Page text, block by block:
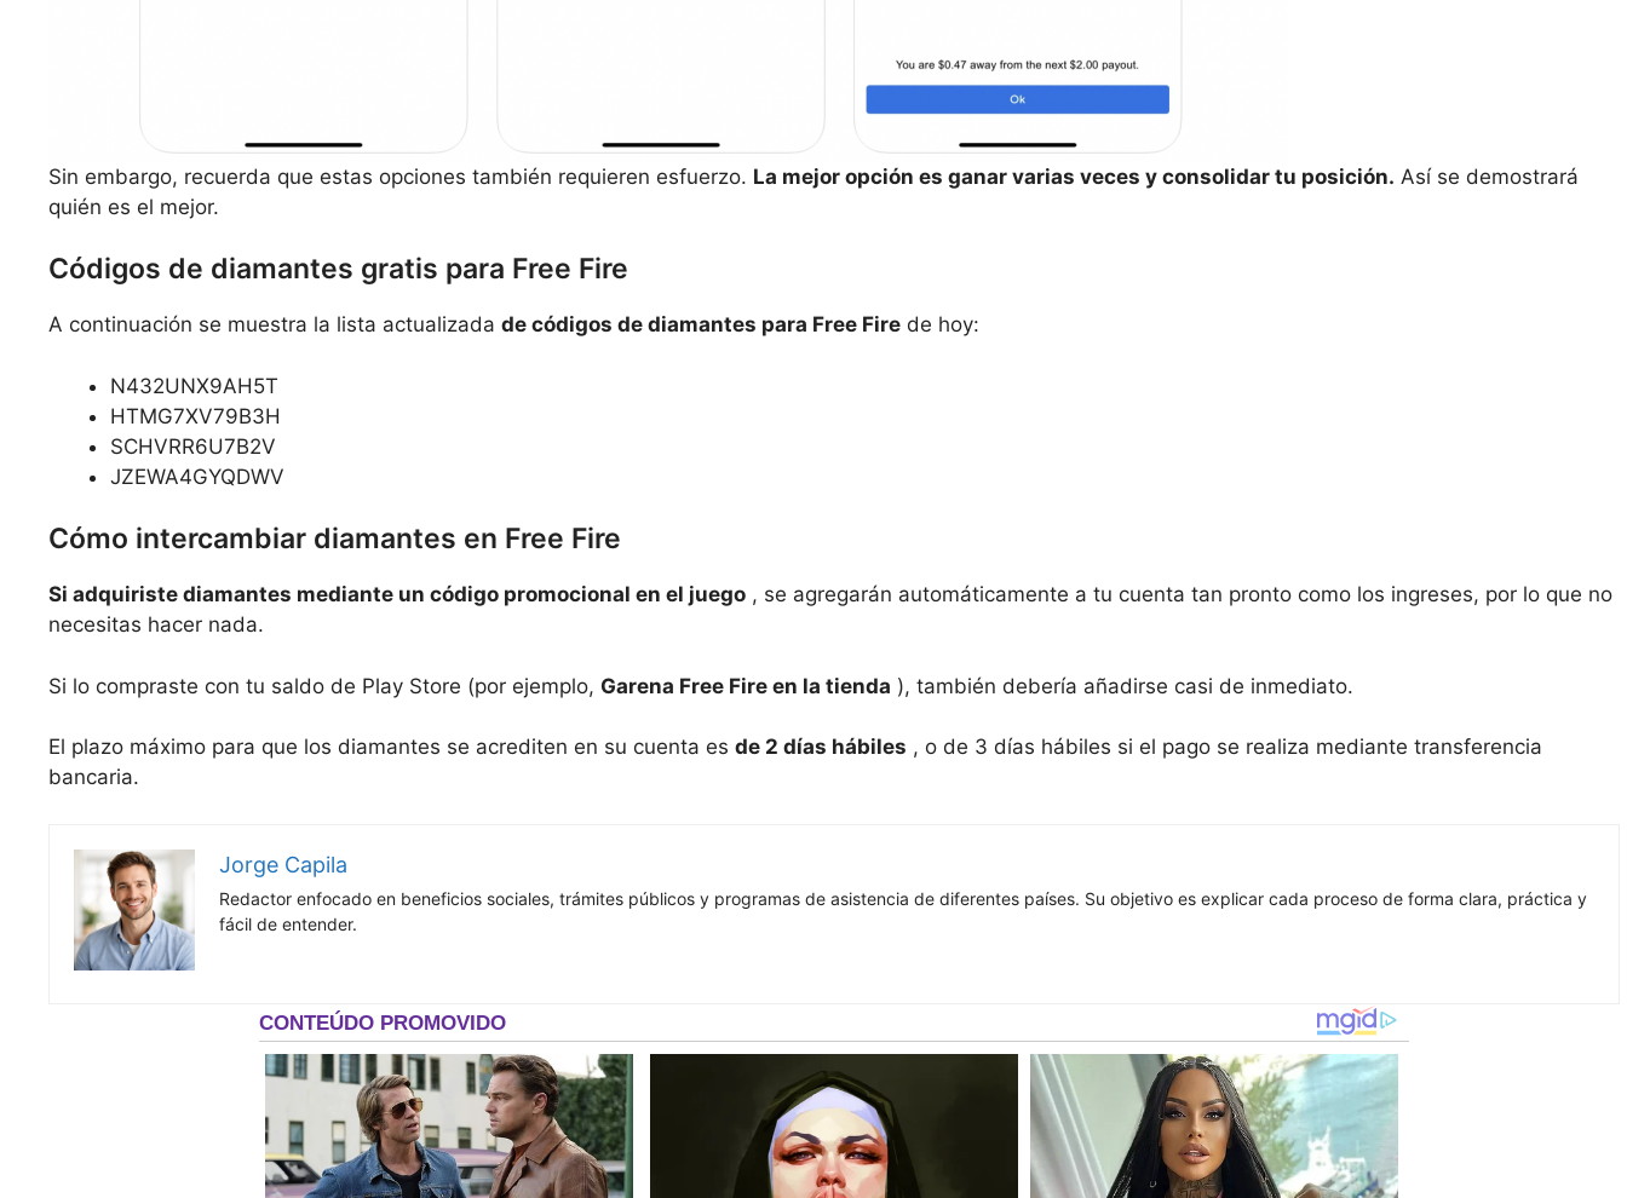
Sin embargo, recuerda que estas opciones también requieren esfuerzo. La mejor opción es ganar varias veces y consolidar tu posición. Así se demostrará
quién es el mejor.
Códigos de diamantes gratis para Free Fire
A continuación se muestra la lista actualizada de códigos de diamantes para Free Fire de hoy:
N432UNX9AH5T
HTMG7XV79B3H
SCHVRR6U7B2V
JZEWA4GYQDWV
Cómo intercambiar diamantes en Free Fire
Si adquiriste diamantes mediante un código promocional en el juego , se agregarán automáticamente a tu cuenta tan pronto como los ingreses, por lo que no
necesitas hacer nada.
Si lo compraste con tu saldo de Play Store (por ejemplo, Garena Free Fire en la tienda ), también debería añadirse casi de inmediato.
El plazo máximo para que los diamantes se acrediten en su cuenta es de 2 días hábiles , o de 3 días hábiles si el pago se realiza mediante transferencia
bancaria.
Jorge Capila
Redactor enfocado en beneficios sociales, trámites públicos y programas de asistencia de diferentes países. Su objetivo es explicar cada proceso de forma clara, práctica y
fácil de entender.